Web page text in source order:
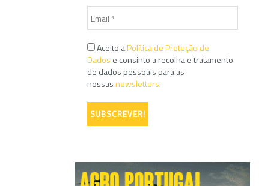
Aceito aPolítica de Proteção de
Dados e consinto a recolha e tratamento
de dados pessoais para as
nossasnewsletters.